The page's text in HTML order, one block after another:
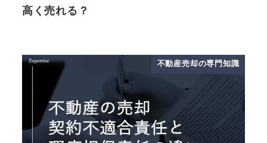
高く売れる？
不動産売却の専門知識